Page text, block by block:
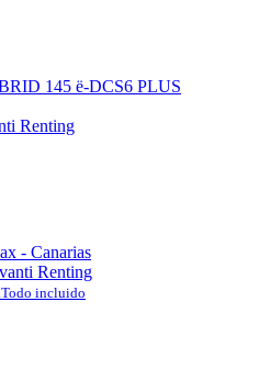
Todo incluido